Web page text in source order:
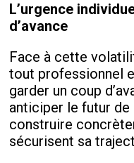
L’urgence
d’avance
Face à cette
tout professionnel
garder un coup
anticiper le futur
construire
sécurisent sa